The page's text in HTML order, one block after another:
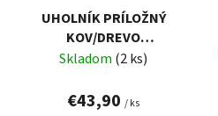
UHOLNÍK PRÍLOŽNÝ
KOV/DREVO
NASTAVITEĽNÝ, 750MM
Skladom (2 ks)
€43,90 / ks